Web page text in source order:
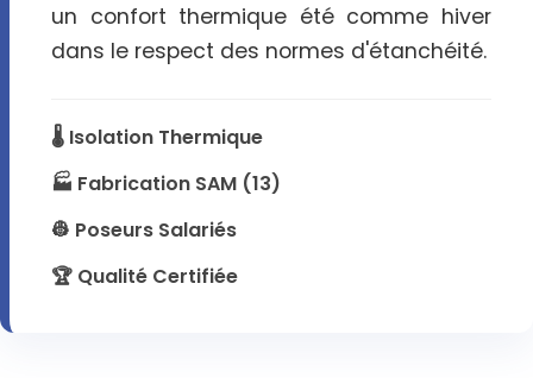
un confort thermique été comme hiver
dans le respect des normes d'étanchéité.
🌡️ Isolation Thermique
🏭 Fabrication SAM (13)
👷 Poseurs Salariés
🏆 Qualité Certifiée